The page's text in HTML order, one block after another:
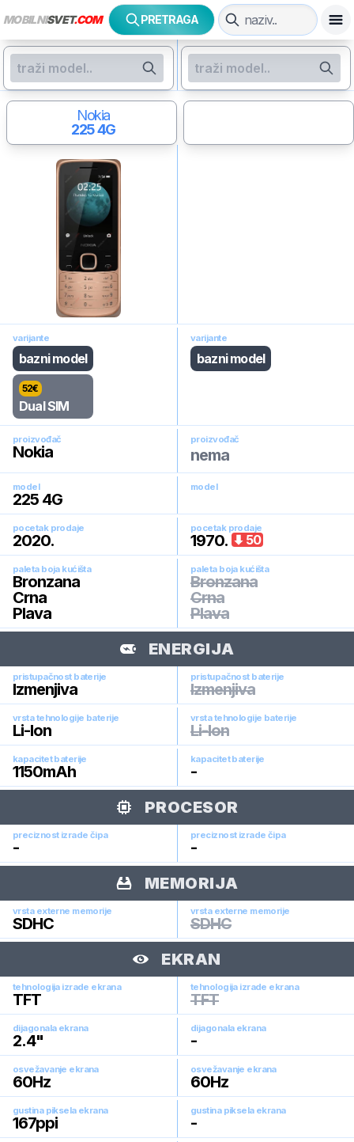
MOBILNISVET.COM PRETRAGA
Nokia
225 4G
varijante
bazni model
52€
Dual SIM
varijante
bazni model
proizvođač
Nokia
proizvođač
nema
model
225 4G
model
pocetak prodaje
2020.
pocetak prodaje
1970. 50
paleta boja kućišta
Bronzana
Crna
Plava
paleta boja kućišta
Bronzana
Crna
Plava
ENERGIJA
pristupačnost baterije
Izmenjiva
pristupačnost baterije
Izmenjiva
vrsta tehnologije baterije
Li-Ion
vrsta tehnologije baterije
Li-Ion
kapacitet baterije
1150mAh
kapacitet baterije
-
PROCESOR
preciznost izrade čipa
-
preciznost izrade čipa
-
MEMORIJA
vrsta externe memorije
SDHC
vrsta externe memorije
SDHC
EKRAN
tehnologija izrade ekrana
TFT
tehnologija izrade ekrana
TFT
dijagonala ekrana
2.4"
dijagonala ekrana
-
osvežavanje ekrana
60Hz
osvežavanje ekrana
60Hz
gustina piksela ekrana
167ppi
gustina piksela ekrana
-